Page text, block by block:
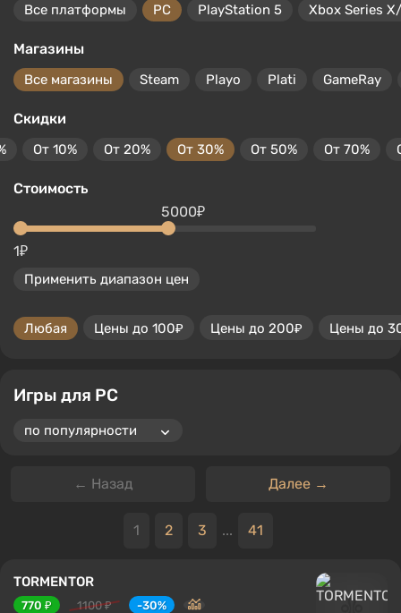
Все платформы PC PlayStation 5 Xbox Series
Магазины
Все магазины Steam Playo Plati GameRay
Скидки
От 10% От 20% От 30% От 50% От 70%
Стоимость
1₽
5000₽
Применить диапазон цен
Любая Цены до 100₽ Цены до 200₽ Цены до
Игры для PC
← Назад Далее →
1 2 3 ... 41
TORMENTOR
770 ₽ 1100 ₽
-30%